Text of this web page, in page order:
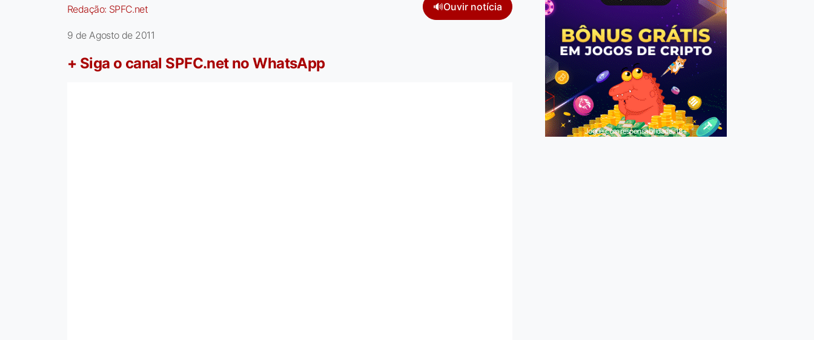
Redação: SPFC.net 🔊Ouvir notícia
9 de Agosto de 2011
+ Siga o canal SPFC.net no WhatsApp
Jogue com responsabilidade. 18+